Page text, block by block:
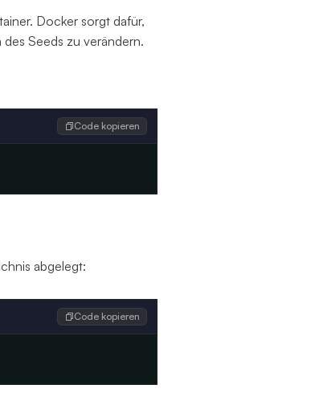
Docker sorgt dafür,
Seeds zu verändern.
Code kopieren
abgelegt:
Code kopieren